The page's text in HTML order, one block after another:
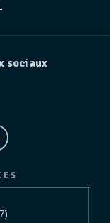
sociaux